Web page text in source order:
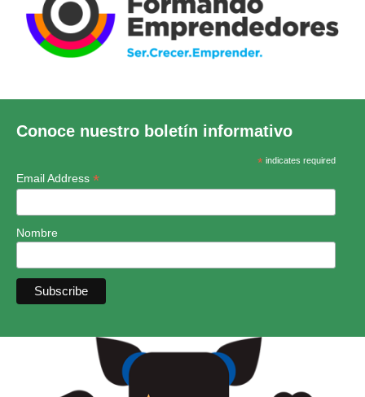
Conoce nuestro boletín informativo
*indicates required
Email Address *
Nombre